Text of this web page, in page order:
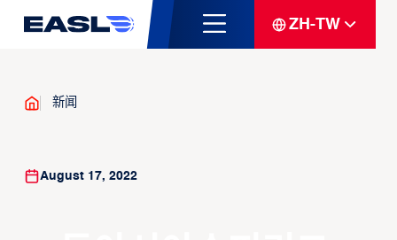
ZH-TW
新闻
August 17, 2022